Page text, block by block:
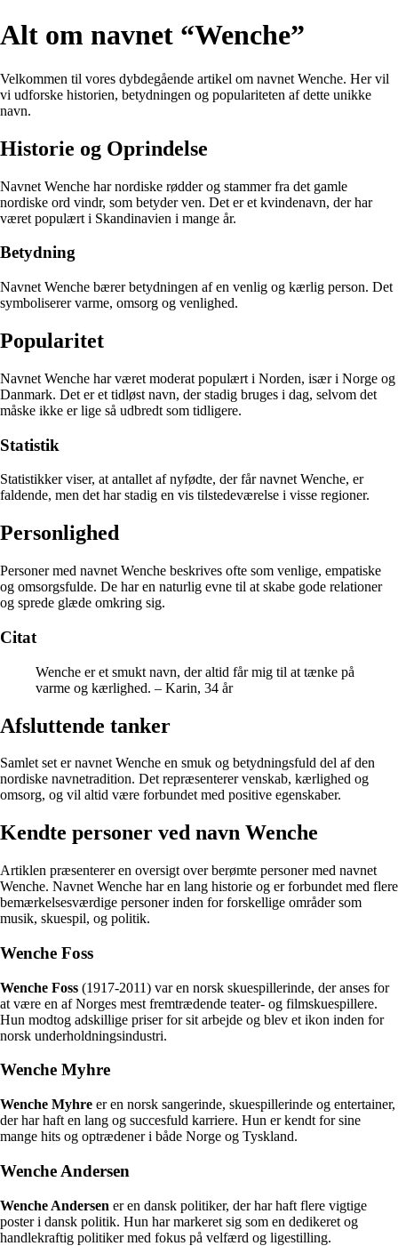
Alt om navnet “Wenche”
Velkommen til vores dybdegående artikel om navnet Wenche. Her vil
vi udforske historien, betydningen og populariteten af dette unikke
navn.
Historie og Oprindelse
Navnet Wenche har nordiske rødder og stammer fra det gamle
nordiske ord vindr, som betyder ven. Det er et kvindenavn, der har
været populært i Skandinavien i mange år.
Betydning
Navnet Wenche bærer betydningen af en venlig og kærlig person. Det
symboliserer varme, omsorg og venlighed.
Popularitet
Navnet Wenche har været moderat populært i Norden, især i Norge og
Danmark. Det er et tidløst navn, der stadig bruges i dag, selvom det
måske ikke er lige så udbredt som tidligere.
Statistik
Statistikker viser, at antallet af nyfødte, der får navnet Wenche, er
faldende, men det har stadig en vis tilstedeværelse i visse regioner.
Personlighed
Personer med navnet Wenche beskrives ofte som venlige, empatiske
og omsorgsfulde. De har en naturlig evne til at skabe gode relationer
og sprede glæde omkring sig.
Citat
Wenche er et smukt navn, der altid får mig til at tænke på
varme og kærlighed. – Karin, 34 år
Afsluttende tanker
Samlet set er navnet Wenche en smuk og betydningsfuld del af den
nordiske navnetradition. Det repræsenterer venskab, kærlighed og
omsorg, og vil altid være forbundet med positive egenskaber.
Kendte personer ved navn Wenche
Artiklen præsenterer en oversigt over berømte personer med navnet
Wenche. Navnet Wenche har en lang historie og er forbundet med flere
bemærkelsesværdige personer inden for forskellige områder som
musik, skuespil, og politik.
Wenche Foss
Wenche Foss (1917-2011) var en norsk skuespillerinde, der anses for
at være en af Norges mest fremtrædende teater- og filmskuespillere.
Hun modtog adskillige priser for sit arbejde og blev et ikon inden for
norsk underholdningsindustri.
Wenche Myhre
Wenche Myhre er en norsk sangerinde, skuespillerinde og entertainer,
der har haft en lang og succesfuld karriere. Hun er kendt for sine
mange hits og optrædener i både Norge og Tyskland.
Wenche Andersen
Wenche Andersen er en dansk politiker, der har haft flere vigtige
poster i dansk politik. Hun har markeret sig som en dedikeret og
handlekraftig politiker med fokus på velfærd og ligestilling.